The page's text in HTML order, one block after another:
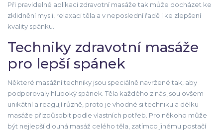
Při pravidelné aplikaci zdravotní masáže tak může docházet ke
zklidnění mysli, relaxaci těla a v neposlední řadě i ke zlepšení
kvality spánku.
Techniky zdravotní masáže
pro lepší spánek
Některé masážní techniky jsou speciálně navržené tak, aby
podporovaly hluboký spánek. Těla každého z nás jsou ovšem
unikátní a reagují různě, proto je vhodné si techniku a délku
masáže přizpůsobit podle vlastních potřeb. Pro někoho může
být nejlepší dlouhá masáž celého těla, zatímco jinému postačí